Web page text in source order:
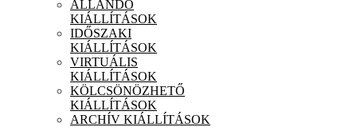
ÁLLANDÓ
KIÁLLÍTÁSOK
IDŐSZAKI
KIÁLLÍTÁSOK
VIRTUÁLIS
KIÁLLÍTÁSOK
KÖLCSÖNÖZHETŐ
KIÁLLÍTÁSOK
ARCHÍV KIÁLLÍTÁSOK